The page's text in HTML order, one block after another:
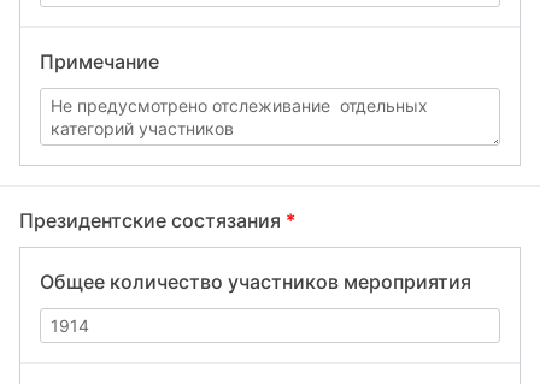
Примечание
Президентские состязания *
Общее количество участников мероприятия